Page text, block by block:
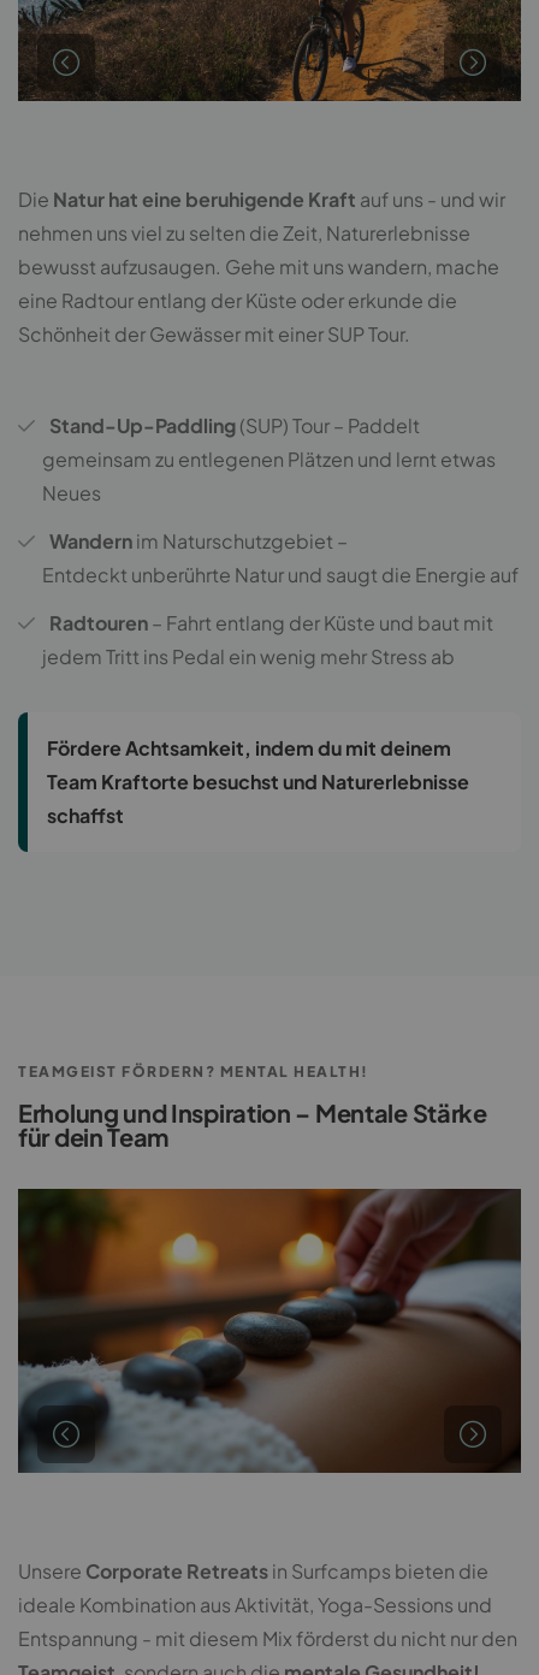
Die Natur hat eine beruhigende Kraft auf uns - und wir
nehmen uns viel zu selten die Zeit, Naturerlebnisse
bewusst aufzusaugen. Gehe mit uns wandern, mache
eine Radtour entlang der Küste oder erkunde die
Schönheit der Gewässer mit einer SUP Tour.
Stand-Up-Paddling(SUP) Tour – Paddelt
gemeinsam zu entlegenen Plätzen und lernt etwas
Neues
Wandernim Naturschutzgebiet –
Entdeckt unberührte Natur und saugt die Energie auf
Radtouren– Fahrt entlang der Küste und baut mit
jedem Tritt ins Pedal ein wenig mehr Stress ab
Fördere Achtsamkeit, indem du mit deinem
Team Kraftorte besuchst und Naturerlebnisse
schaffst
TEAMGEIST FÖRDERN? MENTAL HEALTH!
Erholung und Inspiration – Mentale Stärke
für dein Team
Unsere Corporate Retreatsin Surfcamps bieten die
ideale Kombination aus Aktivität, Yoga-Sessions und
Entspannung - mit diesem Mix förderst du nicht nur den